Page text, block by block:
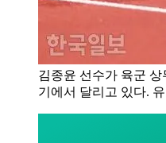
김종윤 선수가 육군
기에서 달리고 있다.